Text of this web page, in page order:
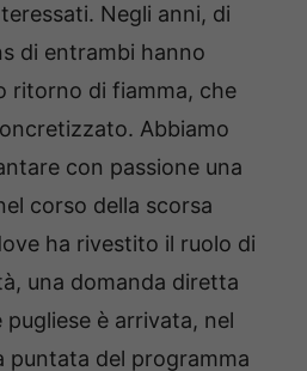
Negli anni, di
di entrambi hanno
ritorno di fiamma, che
Abbiamo
con passione una
corso della scorsa
ha rivestito il ruolo di
una domanda diretta
pugliese è arrivata, nel
puntata del programma